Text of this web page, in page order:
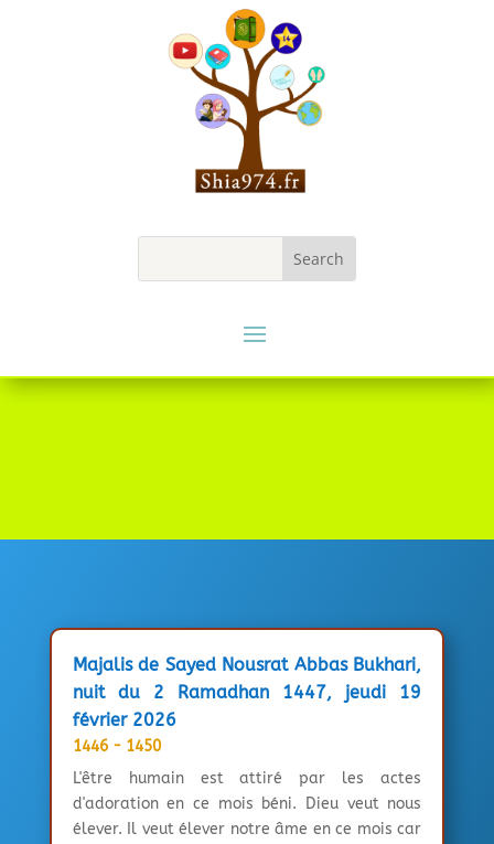
Majalis de Sayed Nousrat Abbas Bukhari,
nuit du 2 Ramadhan 1447, jeudi 19
février 2026
1446 - 1450
L'être humain est attiré par les actes
d'adoration en ce mois béni. Dieu veut nous
élever. Il veut élever notre âme en ce mois car